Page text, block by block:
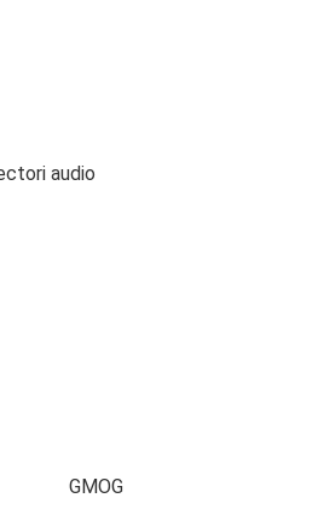
audio
GMOG